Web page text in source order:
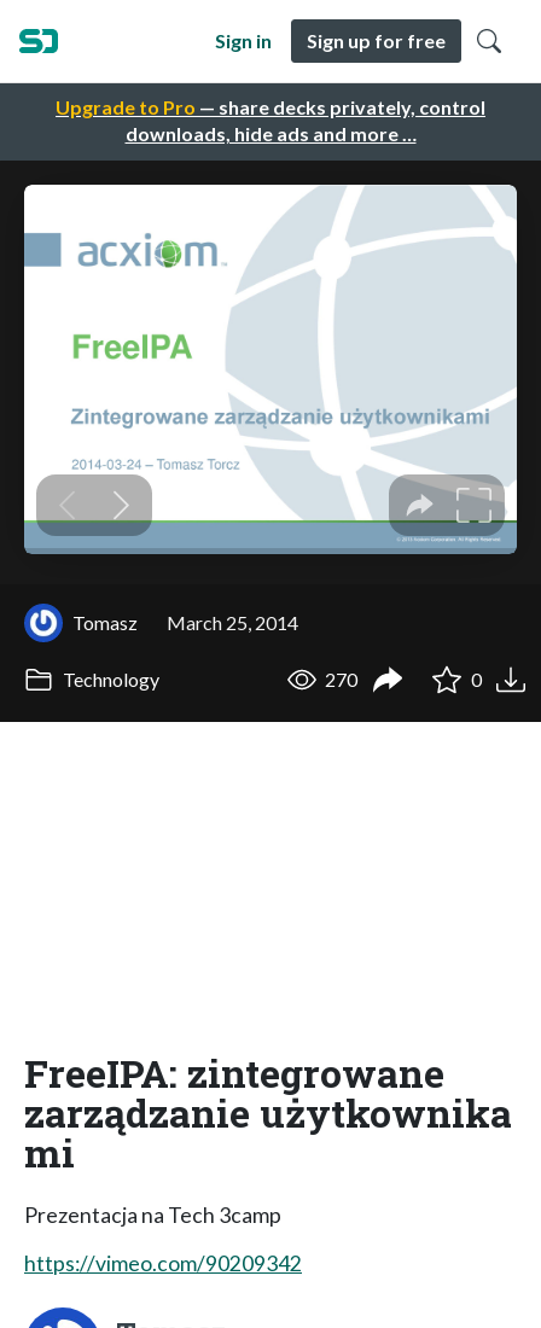
Upgrade to Pro — share decks privately, control
downloads, hide ads and more …
Sign in Sign up for free
Tomasz March 25, 2014
Technology 270 0
FreeIPA: zintegrowane
zarządzanie użytkownika
mi
Prezentacja na Tech 3camp
https://vimeo.com/90209342